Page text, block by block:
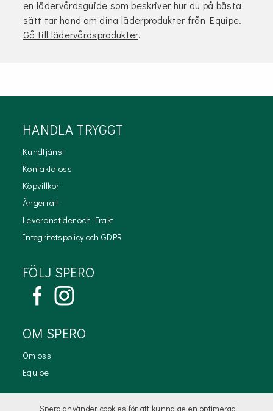
en lädervårdsguide som beskriver hur du på bästa
sätt tar hand om dina läderprodukter från Equipe.
Gå till lädervårdsprodukter.
HANDLA TRYGGT
Kundtjänst
Kontakta oss
Köpvillkor
Ångerrätt
Leveranstider och Frakt
Integritetspolicy och GDPR
FÖLJ SPERO
OM SPERO
Om oss
Equipe
KONTAKTA OSS
Spero använder cookies för att kunna ge en optimerad